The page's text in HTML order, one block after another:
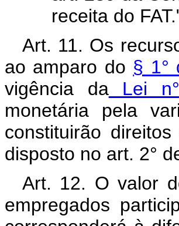
receita do
Art. 11. Os
ao amparo do § 1°
vigência daLei n°
monetária pela
constituirão
disposto no art. 2°
Art. 12. O valor
empregados